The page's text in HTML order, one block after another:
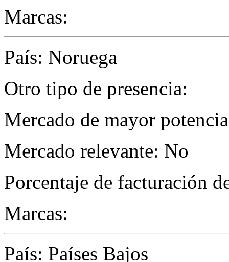
Marcas:
País: Noruega
Otro tipo de presencia:
Mercado de mayor
Mercado relevante: No
Porcentaje de facturación
Marcas:
País: Países Bajos